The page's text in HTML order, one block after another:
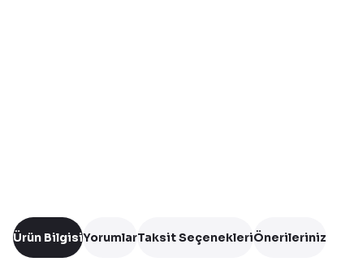
Ürün BilgisiYorumlarTaksit SeçenekleriÖnerileriniz